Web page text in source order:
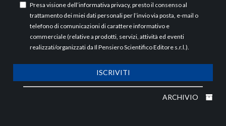
Presa visione dell’informativa privacy, presto il consenso al
trattamento dei miei dati personali per l’invio via posta, e-mail o
telefono di comunicazioni di carattere informativo e
commerciale (relative a prodotti, servizi, attività ed eventi
realizzati/organizzati da Il Pensiero Scientifico Editore s.r.l.).
ISCRIVITI
ARCHIVIO